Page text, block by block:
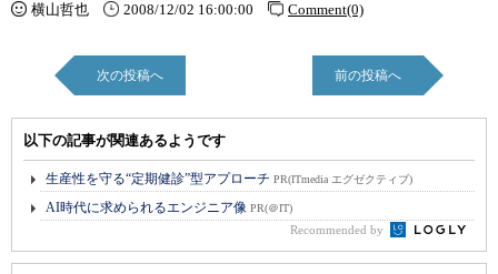
横山哲也 2008/12/02 16:00:00 Comment(0)
次の投稿へ 前の投稿へ
以下の記事が関連あるようです
生産性を守る“定期健診”型アプローチ PR(ITmedia エグゼクティブ)
AI時代に求められるエンジニア像 PR(＠IT)
Recommended by